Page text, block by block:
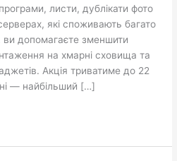
листи, дублікати фото
які споживають багато
ви допомагаєте зменшити
на хмарні сховища та
Акція триватиме до 22
— найбільший […]